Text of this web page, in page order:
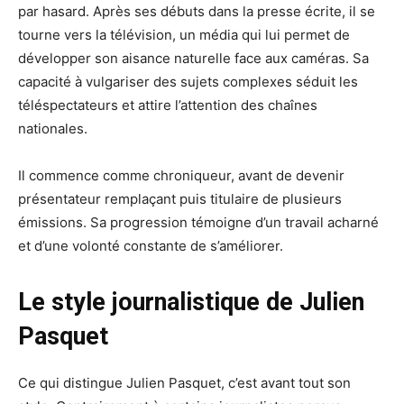
par hasard. Après ses débuts dans la presse écrite, il se
tourne vers la télévision, un média qui lui permet de
développer son aisance naturelle face aux caméras. Sa
capacité à vulgariser des sujets complexes séduit les
téléspectateurs et attire l’attention des chaînes
nationales.
Il commence comme chroniqueur, avant de devenir
présentateur remplaçant puis titulaire de plusieurs
émissions. Sa progression témoigne d’un travail acharné
et d’une volonté constante de s’améliorer.
Le style journalistique de Julien
Pasquet
Ce qui distingue Julien Pasquet, c’est avant tout son